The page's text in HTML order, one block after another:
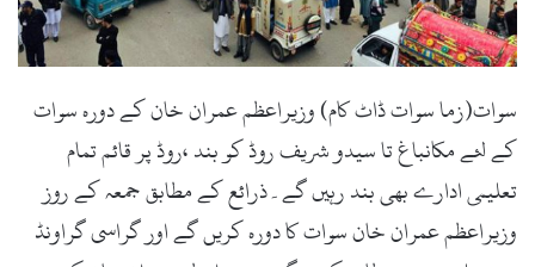
سوات(زما سوات ڈاٹ کام) وزیراعظم عمران خان کے دورہ سوات
کے لئے مکانباغ تا سیدو شریف روڈ کو بند ،روڈ پر قائم تمام
تعلیمی ادارے بھی بند رہیں گے۔ذرائع کے مطابق جمعہ کے روز
وزیراعظم عمران خان سوات کا دورہ کریں گے اور گراسی گراونڈ